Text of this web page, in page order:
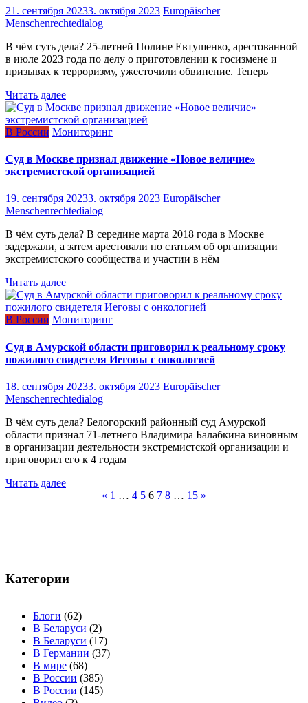
21. сентября 20233. октября 2023 Europäischer
Menschenrechtedialog
В чём суть дела? 25-летней Полине Евтушенко, арестованной
в июле 2023 года по делу о приготовлении к госизмене и
призывах к терроризму, ужесточили обвинение. Теперь
Читать далее
В России Мониторинг
Суд в Москве признал движение «Новое величие»
экстремистской организацией
19. сентября 20233. октября 2023 Europäischer
Menschenrechtedialog
В чём суть дела? В середине марта 2018 года в Москве
задержали, а затем арестовали по статьям об организации
экстремистского сообщества и участии в нём
Читать далее
В России Мониторинг
Суд в Амурской области приговорил к реальному сроку
пожилого свидетеля Иеговы с онкологией
18. сентября 20233. октября 2023 Europäischer
Menschenrechtedialog
В чём суть дела? Белогорский районный суд Амурской
области признал 71-летнего Владимира Балабкина виновным
в организации деятельности экстремистской организации и
приговорил его к 4 годам
Читать далее
« 1 … 4 5 6 7 8 … 15 »
Категории
Блоги (62)
В Беларуси (2)
В Беларуси (17)
В Германии (37)
В мире (68)
В России (385)
В России (145)